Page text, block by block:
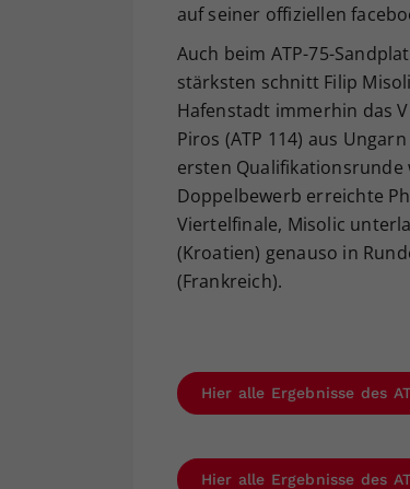
auf seiner offiziellen
Auch beim ATP-75-
stärksten schnitt Filip
Hafenstadt immerhin das
Piros (ATP 114) aus
ersten Qualifikationsrunde
Doppelbewerb erreichte
Viertelfinale, Misolic
(Kroatien) genauso in
(Frankreich).
Hier alle Ergebnisse des
Hier alle Ergebnisse des